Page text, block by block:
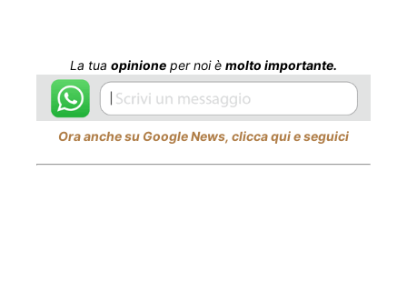
La tua opinione per noi è molto importante.
Ora anche su Google News, clicca qui e seguici